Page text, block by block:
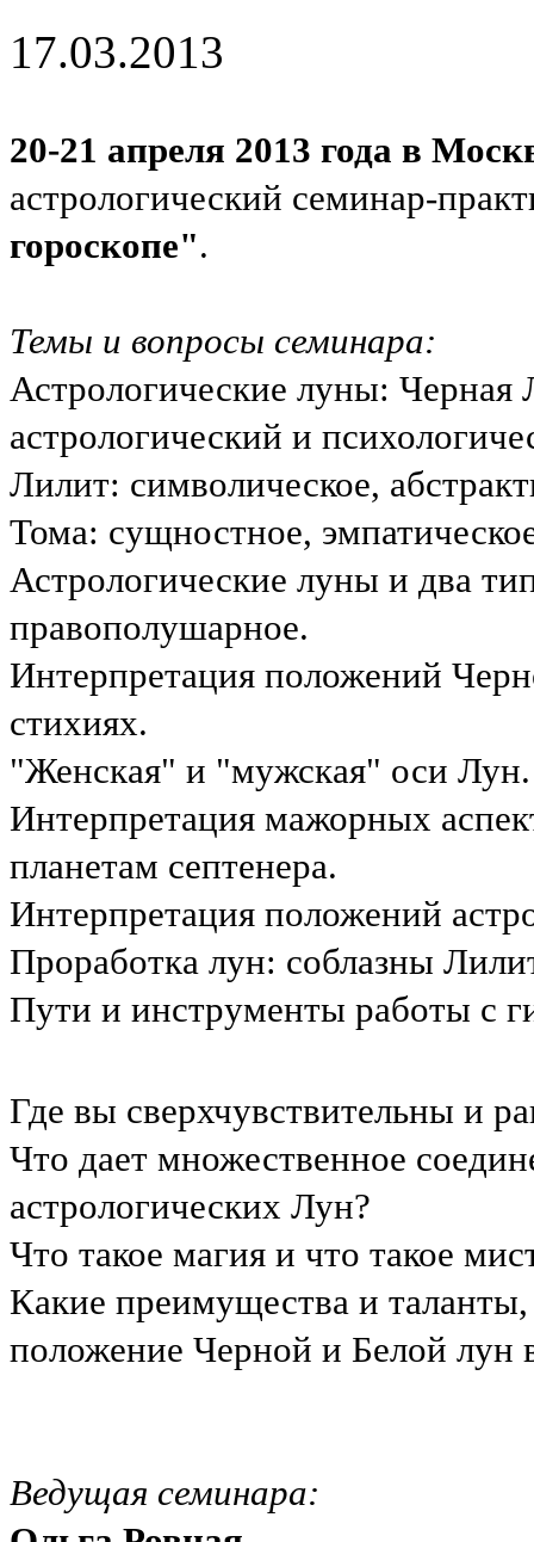
17.03.2013
20-21 апреля 2013 года в
астрологический семинар-
гороскопе".
Темы и вопросы семинара:
Астрологические луны:
астрологический и
Лилит: символическое,
Тома: сущностное,
Астрологические луны и два
правополушарное.
Интерпретация положений
стихиях.
"Женская" и "мужская" оси
Интерпретация мажорных
планетам септенера.
Интерпретация положений
Проработка лун: соблазны
Пути и инструменты работы с
Где вы сверхчувствительны и
Что дает множественное
астрологических Лун?
Что такое магия и что такое
Какие преимущества и
положение Черной и Белой лун
Ведущая семинара: